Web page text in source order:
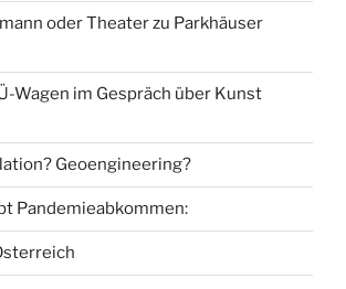
oder Theater zu Parkhäuser
Wagen im Gespräch über Kunst
Geoengineering?
Pandemieabkommen: